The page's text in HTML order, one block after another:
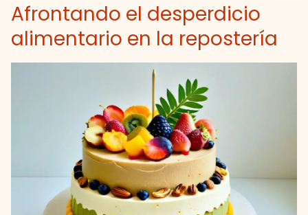
Afrontando el desperdicio
alimentario en la repostería